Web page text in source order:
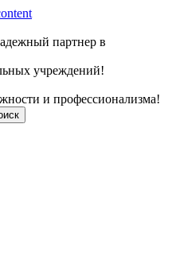
партнер в
учреждений!
и профессионализма!